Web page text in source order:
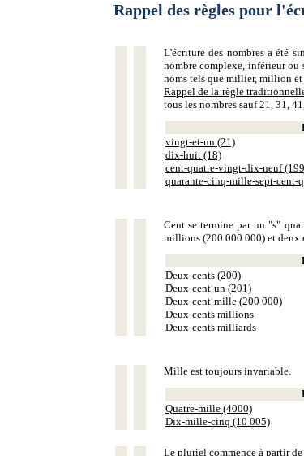
Rappel des règles pour
L'écriture des nombres a été
nombre complexe, inférieur ou
noms tels que millier, million
Rappel de la règle
tous les nombres sauf 21, 31,
vingt-et-un (21)
dix-huit (18)
cent-quatre-vingt-dix-neuf
quarante-cinq-mille-sept-cent-
Cent se termine par un "s"
millions (200 000 000) et deux
Deux-cents (200)
Deux-cent-un (201)
Deux-cent-mille (200 000)
Deux-cents millions
Deux-cents milliards
Mille est toujours invariable.
Quatre-mille (4000)
Dix-mille-cinq (10 005)
Le pluriel commence à partir de